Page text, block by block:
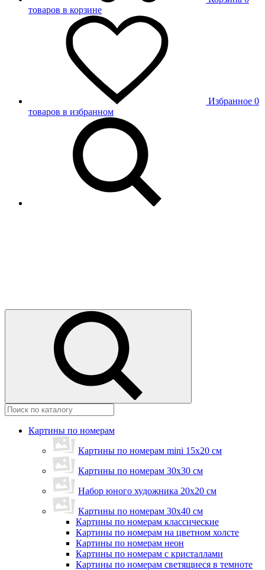
товаров в корзине
Избранное 0
товаров в избранном
Картины по номерам
Картины по номерам mini 15х20 см
Картины по номерам 30x30 см
Набор юного художника 20х20 см
Картины по номерам 30х40 см
Картины по номерам классические
Картины по номерам на цветном холсте
Картины по номерам неон
Картины по номерам с кристаллами
Картины по номерам светящиеся в темноте